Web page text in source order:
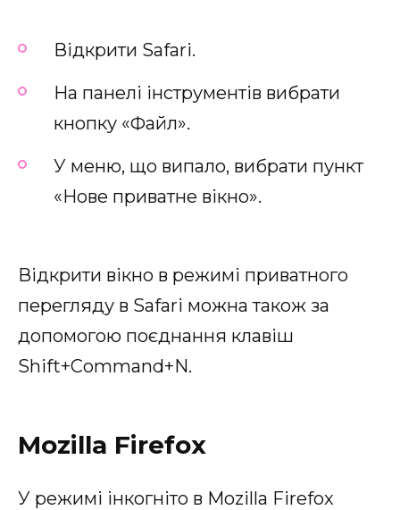
Відкрити Safari.
На панелі інструментів вибрати
кнопку «Файл».
У меню, що випало, вибрати пункт
«Нове приватне вікно».
Відкрити вікно в режимі приватного
перегляду в Safari можна також за
допомогою поєднання клавіш
Shift+Command+N.
Mozilla Firefox
У режимі інкогніто в Mozilla Firefox